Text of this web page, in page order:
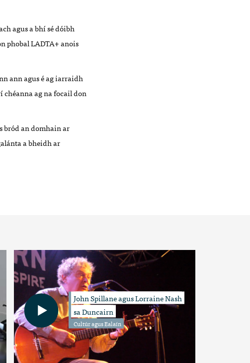
agus a bhí sédóibh
phobal LADTA+ anois
ann aguséag iarraidh
chéanna ag na focail don
bród an domhainar
nta a bheidh ar
John Spillane agus Lorraine Nash
sa Duncairn
Cultúr agus Ealaín